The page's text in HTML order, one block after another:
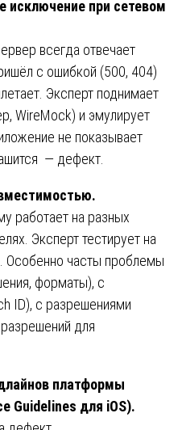
исключение при сетевом
всегда отвечает
с ошибкой (500, 404)
Эксперт поднимает
WireMock) и эмулирует
не показывает
— дефект.
работает на разных
Эксперт тестирует на
Особенно часты проблемы
форматы), с
ID), с разрешениями
для
платформы
Guidelines для iOS).